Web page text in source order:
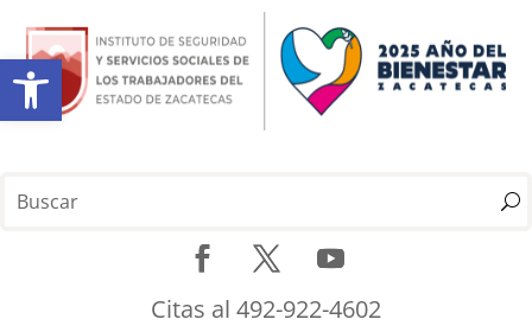
Abrir barra de herramientas
Citas al 492-922-4602